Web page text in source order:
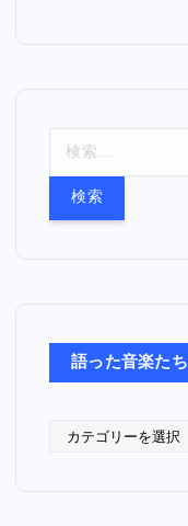
語った音楽たち